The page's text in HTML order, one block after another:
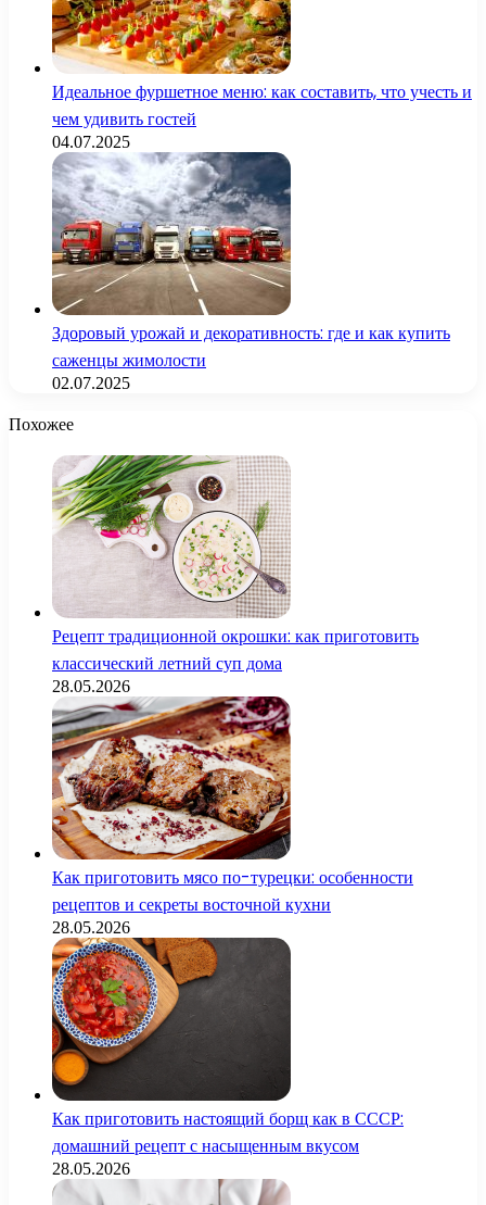
Идеальное фуршетное меню: как составить, что учесть и
чем удивить гостей
04.07.2025
Здоровый урожай и декоративность: где и как купить
саженцы жимолости
02.07.2025
Похожее
Рецепт традиционной окрошки: как приготовить
классический летний суп дома
28.05.2026
Как приготовить мясо по-турецки: особенности
рецептов и секреты восточной кухни
28.05.2026
Как приготовить настоящий борщ как в СССР:
домашний рецепт с насыщенным вкусом
28.05.2026